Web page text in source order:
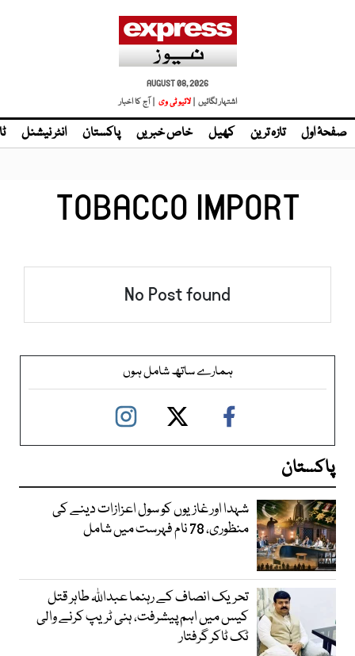
AUGUST 08, 2026
اشتہار لگائیں | لائیو ٹی وی | آج کا اخبار
صفحۂ اول تازہ ترین کھیل خاص خبریں پاکستان انٹر نیشنل
TOBACCO IMPORT
No Post found
ہمارے ساتھ شامل ہوں
پاکستان
شہدا اور غازیوں کو سول اعزازات دینے کی
منظوری، 78 نام فہرست میں شامل
تحریک انصاف کے رہنما عبداللہ طاہر قتل
کیس میں اہم پیشرفت، ہنی ٹریپ کرنے والی
ٹک ٹاکر گرفتار